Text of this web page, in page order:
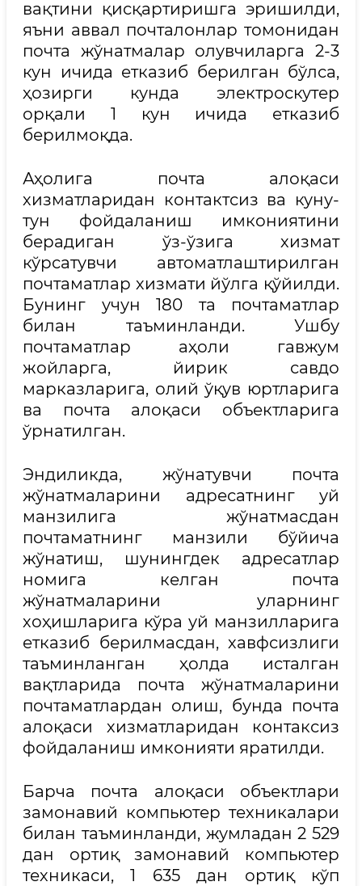
вақтини қисқартиришга эришилди,
яъни аввал почталонлар томонидан
почта жўнатмалар олувчиларга 2-3
кун ичида етказиб берилган бўлса,
ҳозирги кунда электроскутер
орқали 1 кун ичида етказиб
берилмоқда.
Аҳолига почта алоқаси
хизматларидан контактсиз ва куну-
тун фойдаланиш имкониятини
берадиган ўз-ўзига хизмат
кўрсатувчи автоматлаштирилган
почтаматлар хизмати йўлга қўйилди.
Бунинг учун 180 та почтаматлар
билан таъминланди. Ушбу
почтаматлар аҳоли гавжум
жойларга, йирик савдо
марказларига, олий ўқув юртларига
ва почта алоқаси объектларига
ўрнатилган.
Эндиликда, жўнатувчи почта
жўнатмаларини адресатнинг уй
манзилига жўнатмасдан
почтаматнинг манзили бўйича
жўнатиш, шунингдек адресатлар
номига келган почта
жўнатмаларини уларнинг
хоҳишларига кўра уй манзилларига
етказиб берилмасдан, хавфсизлиги
таъминланган ҳолда исталган
вақтларида почта жўнатмаларини
почтаматлардан олиш, бунда почта
алоқаси хизматларидан контаксиз
фойдаланиш имконияти яратилди.
Барча почта алоқаси объектлари
замонавий компьютер техникалари
билан таъминланди, жумладан 2 529
дан ортиқ замонавий компьютер
техникаси, 1 635 дан ортиқ кўп